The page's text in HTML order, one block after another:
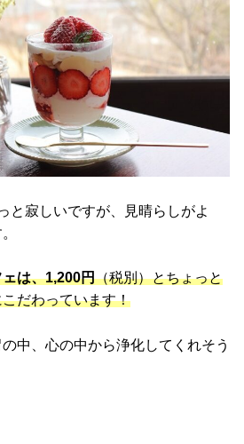
と寂しいですが、見晴らしがよ
は、1,200円（税別）とちょっと
だわっています！
中、心の中から浄化してくれそう